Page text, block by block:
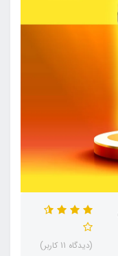
(دیدگاه 11 کاربر)